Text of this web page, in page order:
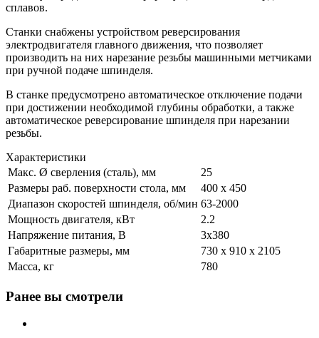
сплавов.
Станки снабжены устройством реверсирования
электродвигателя главного движения, что позволяет
производить на них нарезание резьбы машинными метчиками
при ручной подаче шпинделя.
В станке предусмотрено автоматическое отключение подачи
при достижении необходимой глубины обработки, а также
автоматическое реверсирование шпинделя при нарезании
резьбы.
Характеристики
Макс. Ø сверления (сталь), мм
25
Размеры раб. поверхности стола, мм
400 х 450
Диапазон скоростей шпинделя, об/мин 63-2000
Мощность двигателя, кВт
2.2
Напряжение питания, В
3x380
Габаритные размеры, мм
730 х 910 х 2105
Масса, кг
780
Ранее вы смотрели